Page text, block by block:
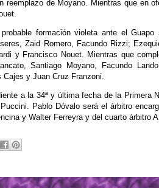
reemplazo de Moyano. Mientras que en
formación violeta ante el
Zaid Romero, Facundo Rizzi;
y Francisco Nouet. Mientras que
Santiago Moyano, Facundo
Cajes y Juan Cruz Franzoni.
a la 34ª y última fecha de la Primera
Pablo Dóvalo será el árbitro
y Walter Ferreyra y del cuarto árbitro